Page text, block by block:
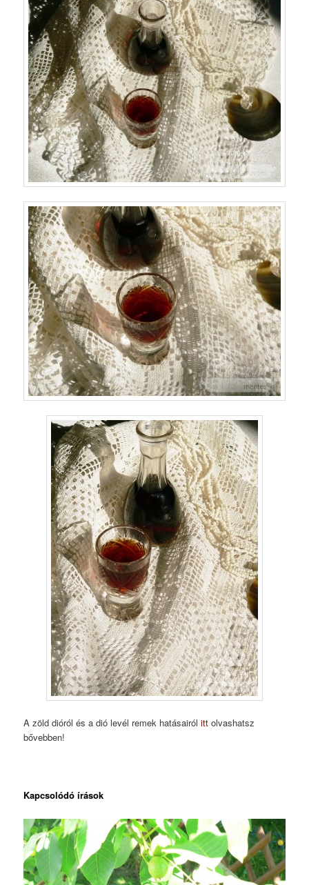
A zöld dióról és a dió levél remek hatásairól itt olvashatsz
bővebben!
Kapcsolódó írások